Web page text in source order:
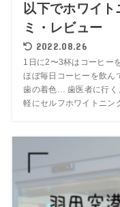
以下でホワイ
ミ・レビュー
2022.08.26
1日に2〜3杯はコーヒー
ほぼ毎日コーヒーを飲ん
歯の着色… 歯医者に行
軽にセルフホワイトニン